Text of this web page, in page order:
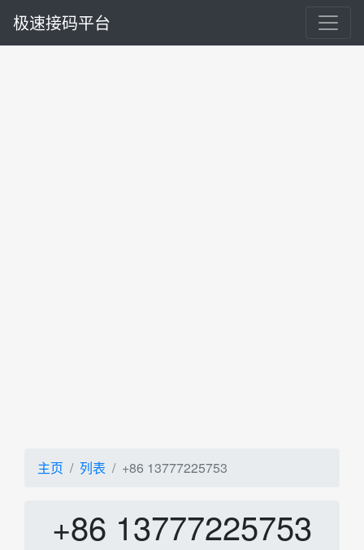
极速接码平台
主页 列表 +86 13777225753
+86 13777225753